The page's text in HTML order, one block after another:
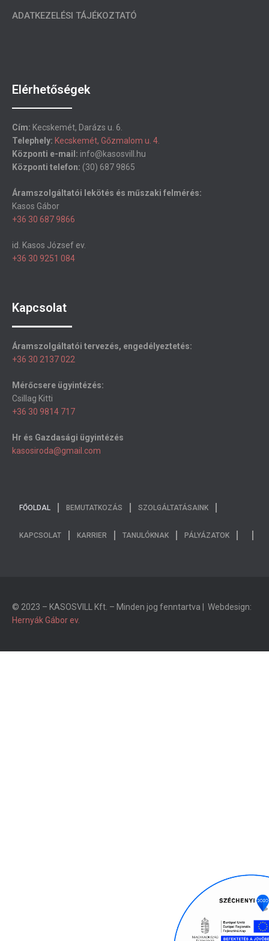
ADATKEZELÉSI TÁJÉKOZTATÓ
Elérhetőségek
Cím: Kecskemét, Darázs u. 6.
Telephely: Kecskemét, Gőzmalom u. 4.
Központi e-mail: info@kasosvill.hu
Központi telefon: (30) 687 9865
Áramszolgáltatói lekötés és műszaki felmérés:
Kasos Gábor
+36 30 687 9866
id. Kasos József ev.
+36 30 9251 084
Kapcsolat
Áramszolgáltatói tervezés, engedélyeztetés:
+36 30 2137 022
Mérőcsere ügyintézés:
Csillag Kitti
+36 30 9814 717
Hr és Gazdasági ügyintézés
kasosiroda@gmail.com
FŐOLDAL BEMUTATKOZÁS SZOLGÁLTATÁSAINK
KAPCSOLAT KARRIER TANULÓKNAK PÁLYÁZATOK
© 2023 – KASOSVILL Kft. – Minden jog fenntartva | Webdesign:
Hernyák Gábor ev.